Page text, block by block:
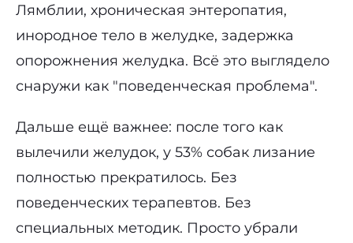
Лямблии, хроническая энтеропатия,
инородное тело в желудке, задержка
опорожнения желудка. Всё это выглядело
снаружи как "поведенческая проблема".
Дальше ещё важнее: после того как
вылечили желудок, у 53% собак лизание
полностью прекратилось. Без
поведенческих терапевтов. Без
специальных методик. Просто убрали